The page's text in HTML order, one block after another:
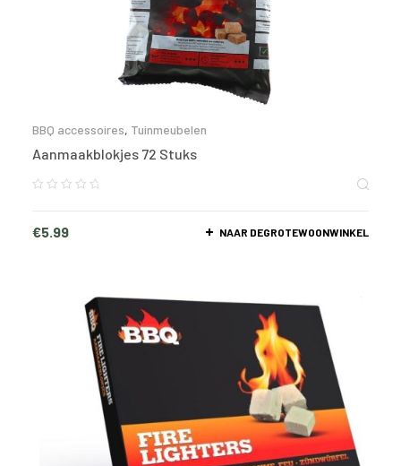
BBQ accessoires, Tuinmeubelen
Aanmaakblokjes 72 Stuks
€5.99 NAAR DEGROTEWOONWINKEL